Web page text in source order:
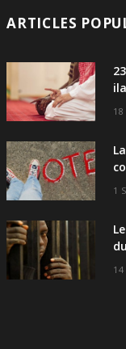
ARTICLES
18
1
14